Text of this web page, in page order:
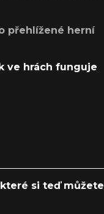
přehlížené herní
ve hrách funguje
si teď můžete